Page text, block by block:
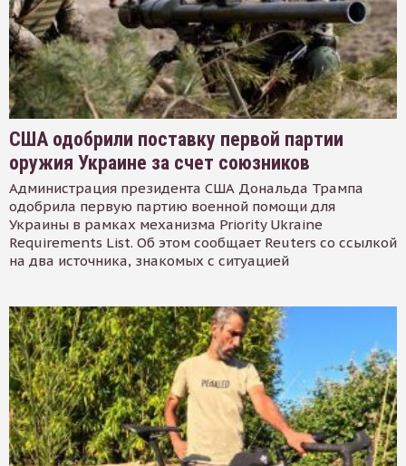
США одобрили поставку первой партии
оружия Украине за счет союзников
Администрация президента США Дональда Трампа
одобрила первую партию военной помощи для
Украины в рамках механизма Priority Ukraine
Requirements List. Об этом сообщает Reuters со ссылкой
на два источника, знакомых с ситуацией